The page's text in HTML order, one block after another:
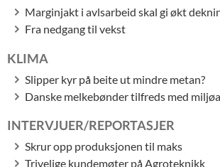
Marginjakt i avlsarbeid skal gi økt
Fra nedgang til vekst
KLIMA
Slipper kyr på beite ut mindre metan?
Danske melkebønder tilfreds med
INTERVJUER/REPORTASJER
Skrur opp produksjonen til maks
Trivelige kundemøter på Agroteknikk